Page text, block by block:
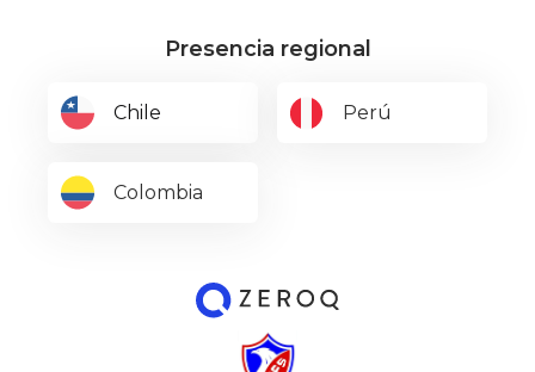
Presencia regional
Chile Perú
Colombia